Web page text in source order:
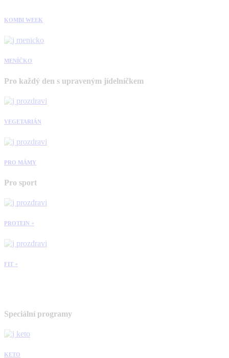
KOMBI WEEK
MENÍČKO
Pro každý den s upraveným jídelníčkem
VEGETARIÁN
PRO MÁMY
Pro sport
PROTEIN +
FIT +
Speciální programy
KETO